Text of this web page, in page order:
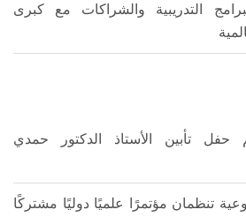
التدريبية والشراكات مع كبرى
حفل تأبين الأستاذ الدكتور حمدي
تنظمان مؤتمرًا علميًا دوليًا مشتركًا